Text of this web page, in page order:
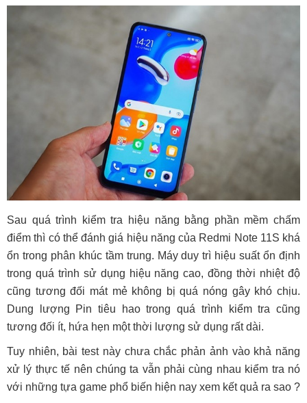
Sau quá trình kiểm tra hiệu năng bằng phần mềm chấm
điểm thì có thể đánh giá hiệu năng của Redmi Note 11S khá
ổn trong phân khúc tầm trung. Máy duy trì hiệu suất ổn định
trong quá trình sử dụng hiệu năng cao, đồng thời nhiệt độ
cũng tương đối mát mẻ không bị quá nóng gây khó chịu.
Dung lượng Pin tiêu hao trong quá trình kiểm tra cũng
tương đối ít, hứa hẹn một thời lượng sử dụng rất dài.
Tuy nhiên, bài test này chưa chắc phản ảnh vào khả năng
xử lý thực tế nên chúng ta vẫn phải cùng nhau kiểm tra nó
với những tựa game phổ biến hiện nay xem kết quả ra sao ?